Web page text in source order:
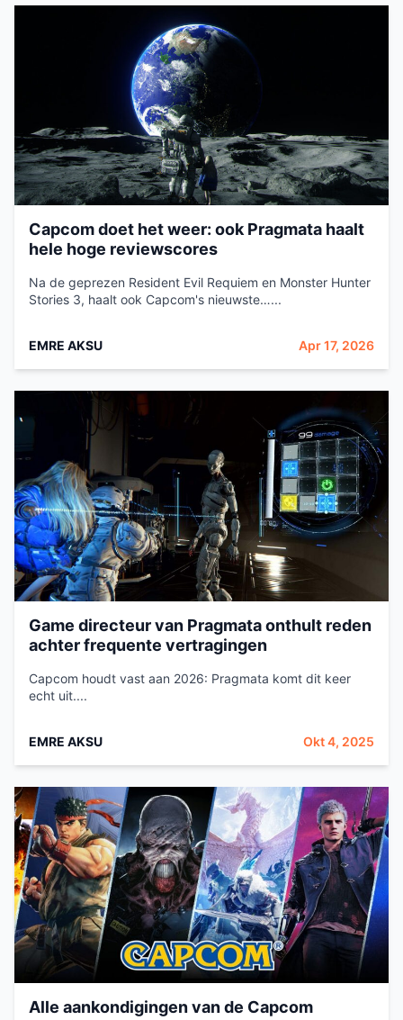
Capcom doet het weer: ook Pragmata haalt
hele hoge reviewscores
Na de geprezen Resident Evil Requiem en Monster Hunter
Stories 3, haalt ook Capcom's nieuwste…...
EMRE AKSU Apr 17, 2026
Game directeur van Pragmata onthult reden
achter frequente vertragingen
Capcom houdt vast aan 2026: Pragmata komt dit keer
echt uit....
EMRE AKSU Okt 4, 2025
Alle aankondigingen van de Capcom